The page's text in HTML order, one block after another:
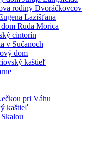
rodiny Dvoráčkovcov
Lazišťana
Ruda Morica
cintorín
v Sučanoch
dom
kaštieľ
pri Váhu
kaštieľ